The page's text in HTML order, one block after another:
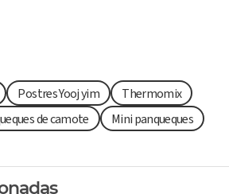
Postres Yooj yim
Thermomix
de camote
Mini panqueques